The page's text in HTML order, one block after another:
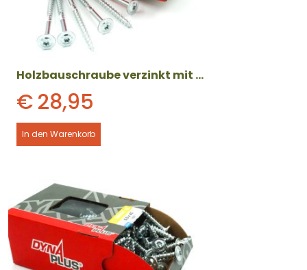
Holzbauschraube verzinkt mit Tellerkopf (8 x 120 mm) 50 Stück
€28,95
In den Warenkorb